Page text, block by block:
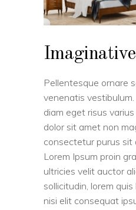
Pellentesque ornare
venenatis
diam eget risus
dolor sit amet non
consectetur purus sit
Lorem Ipsum proin
ultricies velit auctor
sollicitudin, lorem
nisi elit consequat